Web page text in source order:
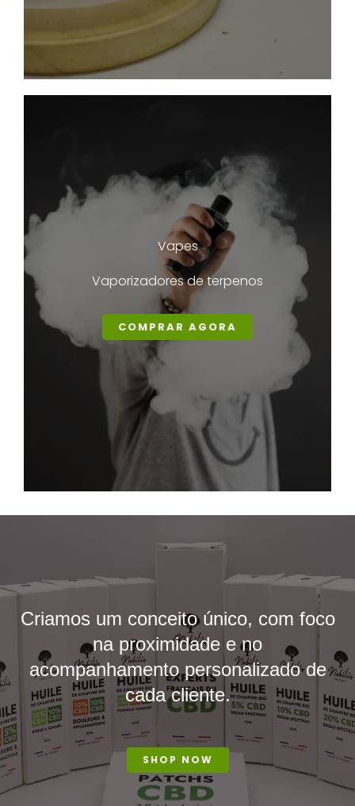
Vapes
Vaporizadores de terpenos
COMPRAR AGORA
Criamos um conceito único, com foco
na proximidade e no
acompanhamento personalizado de
cada cliente.
SHOP NOW